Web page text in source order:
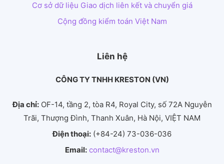
Cơ sở dữ liệu Giao dịch liên kết và chuyển giá
Cộng đồng kiểm toán Việt Nam
Liên hệ
CÔNG TY TNHH KRESTON (VN)
Địa chỉ:OF-14, tầng 2, tòa R4, Royal City, số 72A Nguyễn
Trãi, Thượng Đình, Thanh Xuân, Hà Nội, VIỆT NAM
Điện thoại: (+84-24) 73-036-036
Email: contact@kreston.vn